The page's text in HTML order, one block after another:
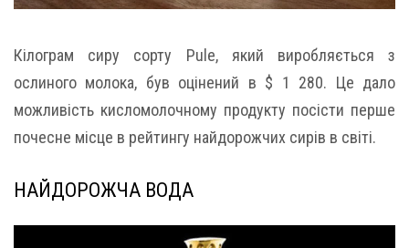
Кілограм сиру сорту Pule, який виробляється з
ослиного молока, був оцінений в $ 1 280. Це дало
можливість кисломолочному продукту посісти перше
почесне місце в рейтингу найдорожчих сирів в світі.
НАЙДОРОЖЧА ВОДА